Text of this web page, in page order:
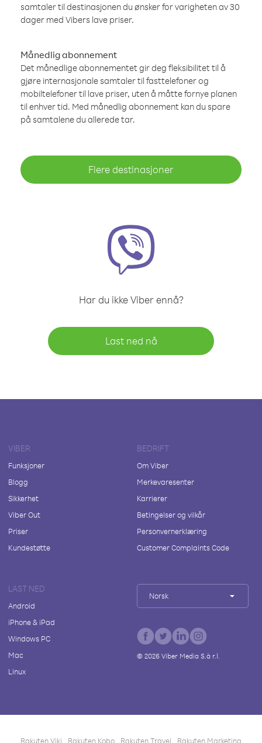
samtaler til destinasjonen du ønsker for varigheten av 30
dager med Vibers lave priser.
Månedlig abonnement
Det månedlige abonnementet gir deg fleksibilitet til å
gjøre internasjonale samtaler til fasttelefoner og
mobiltelefoner til lave priser, uten å måtte fornye planen
til enhver tid. Med månedlig abonnement kan du spare
på samtalene du allerede tar.
Flere destinasjoner
Har du ikke Viber ennå?
Last ned nå
VIBER
Funksjoner
Blogg
Sikkerhet
Viber Out
Priser
Kundestøtte
BEDRIFT
Om Viber
Merkevaresenter
Karrierer
Betingelser og vilkår
Personvernerklæring
Customer Complaints Code
LAST NED
Android
iPhone & iPad
Windows PC
Mac
Linux
Norsk
© 2026Viber Media S.à r.l.
Rakuten Viki Rakuten Kobo Rakuten Travel Rakuten Marketing